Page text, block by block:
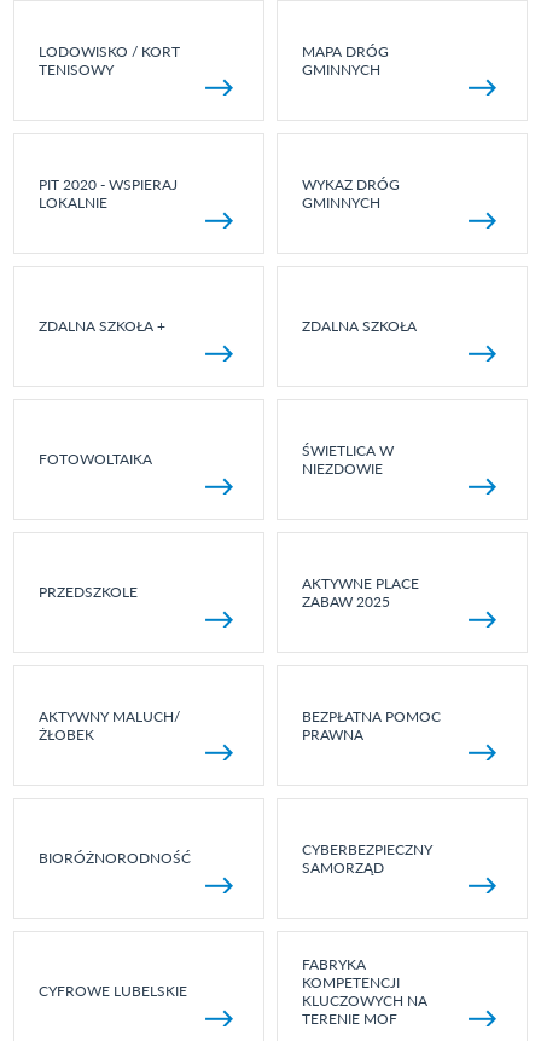
LODOWISKO / KORT
TENISOWY
MAPA DRÓG
GMINNYCH
PIT 2020 - WSPIERAJ
LOKALNIE
WYKAZ DRÓG
GMINNYCH
ZDALNA SZKOŁA + ZDALNA SZKOŁA
FOTOWOLTAIKA
ŚWIETLICA W
NIEZDOWIE
PRZEDSZKOLE
AKTYWNE PLACE
ZABAW 2025
AKTYWNY MALUCH/
ŻŁOBEK
BEZPŁATNA POMOC
PRAWNA
BIORÓŻNORODNOŚĆ
CYBERBEZPIECZNY
SAMORZĄD
CYFROWE LUBELSKIE
FABRYKA
KOMPETENCJI
KLUCZOWYCH NA
TERENIE MOF